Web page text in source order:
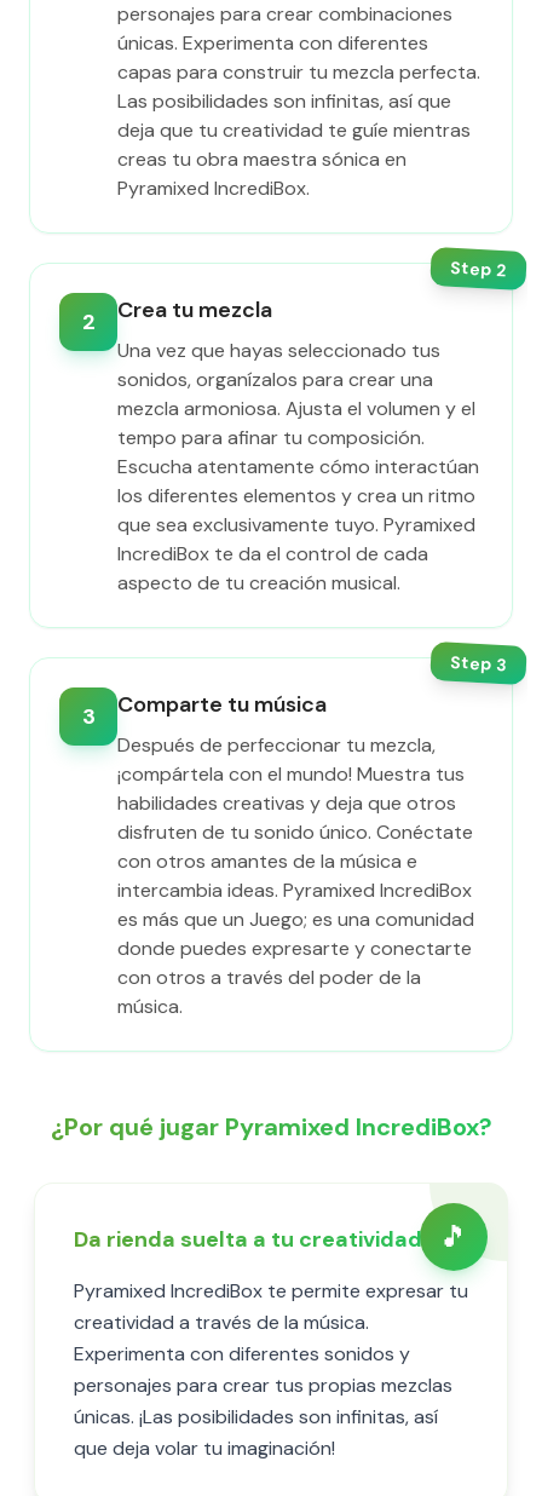
personajes para crear combinaciones
únicas. Experimenta con diferentes
capas para construir tu mezcla perfecta.
Las posibilidades son infinitas, así que
deja que tu creatividad te guíe mientras
creas tu obra maestra sónica en
Pyramixed IncrediBox.
Step2
2 Crea tu mezcla
Una vez que hayas seleccionado tus
sonidos, organízalos para crear una
mezcla armoniosa. Ajusta el volumen y el
tempo para afinar tu composición.
Escucha atentamente cómo interactúan
los diferentes elementos y crea un ritmo
que sea exclusivamente tuyo. Pyramixed
IncrediBox te da el control de cada
aspecto de tu creación musical.
Step3
3 Comparte tu música
Después de perfeccionar tu mezcla,
¡compártela con el mundo! Muestra tus
habilidades creativas y deja que otros
disfruten de tu sonido único. Conéctate
con otros amantes de la música e
intercambia ideas. Pyramixed IncrediBox
es más que un Juego; es una comunidad
donde puedes expresarte y conectarte
con otros a través del poder de la
música.
¿Por qué jugar Pyramixed IncrediBox?
🎵
Da rienda suelta a tu creatividad
Pyramixed IncrediBox te permite expresar tu
creatividad a través de la música.
Experimenta con diferentes sonidos y
personajes para crear tus propias mezclas
únicas. ¡Las posibilidades son infinitas, así
que deja volar tu imaginación!